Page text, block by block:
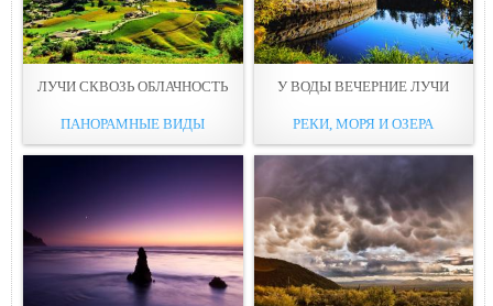
ЛУЧИ СКВОЗЬ ОБЛАЧНОСТЬ
ПАНОРАМНЫЕ ВИДЫ
У ВОДЫ ВЕЧЕРНИЕ ЛУЧИ
РЕКИ, МОРЯ И ОЗЕРА